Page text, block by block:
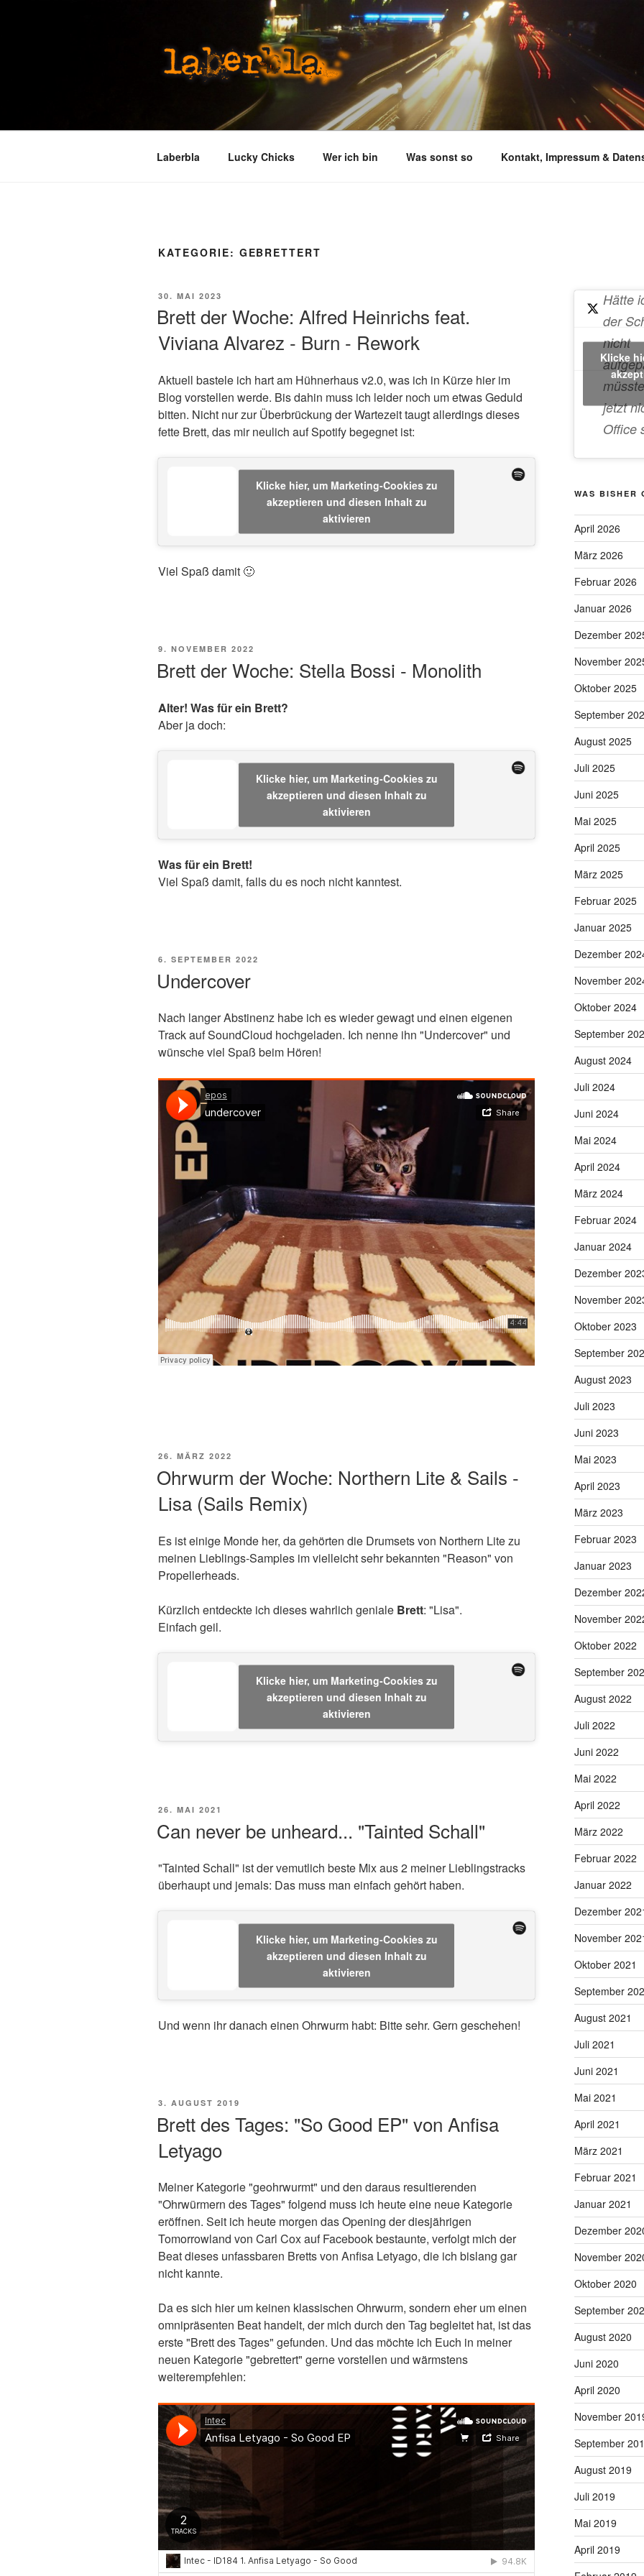
LABERBLA
Laberbla Lucky Chicks Wer ich bin Was sonst so Kontakt, Impressum &
KATEGORIE: GEBRETTERT
VERÖFFENTLICHT
30. MAI 2023
Brett der Woche: Alfred Heinrichs feat.
Viviana Alvarez - Burn - Rework
Aktuell bastele ich hart am Hühnerhaus v2.0, was ich in Kürze hier im
Blog vorstellen werde. Bis dahin muss ich leider noch um etwas Geduld
bitten. Nicht nur zur Überbrückung der Wartezeit taugt allerdings dieses
fette Brett, das mir neulich auf Spotify begegnet ist:
Klicke hier, um Marketing-Cookies zu
akzeptieren und diesen Inhalt zu
aktivieren
Viel Spaß damit 🙂
VERÖFFENTLICHT
9. NOVEMBER 2022
Brett der Woche: Stella Bossi - Monolith
Alter! Was für ein Brett?
Aber ja doch:
Klicke hier, um Marketing-Cookies zu
akzeptieren und diesen Inhalt zu
aktivieren
Was für ein Brett!
Viel Spaß damit, falls du es noch nicht kanntest.
VERÖFFENTLICHT
6. SEPTEMBER 2022
Undercover
Nach langer Abstinenz habe ich es wieder gewagt und einen eigenen
Track auf SoundCloud hochgeladen. Ich nenne ihn "Undercover" und
wünsche viel Spaß beim Hören!
VERÖFFENTLICHT
26. MÄRZ 2022
Ohrwurm der Woche: Northern Lite & Sails -
Lisa (Sails Remix)
Es ist einige Monde her, da gehörten die Drumsets von Northern Lite zu
meinen Lieblings-Samples im vielleicht sehr bekannten "Reason" von
Propellerheads.
Kürzlich entdeckte ich dieses wahrlich geniale Brett: "Lisa".
Einfach geil.
Klicke hier, um Marketing-Cookies zu
akzeptieren und diesen Inhalt zu
aktivieren
VERÖFFENTLICHT
26. MAI 2021
Can never be unheard... "Tainted Schall"
"Tainted Schall" ist der vemutlich beste Mix aus 2 meiner Lieblingstracks
überhaupt und jemals: Das muss man einfach gehört haben.
Klicke hier, um Marketing-Cookies zu
akzeptieren und diesen Inhalt zu
aktivieren
Und wenn ihr danach einen Ohrwurm habt: Bitte sehr. Gern geschehen!
VERÖFFENTLICHT
3. AUGUST 2019
Brett des Tages: "So Good EP" von Anfisa
Letyago
Meiner Kategorie "geohrwurmt" und den daraus resultierenden
"Ohrwürmern des Tages" folgend muss ich heute eine neue Kategorie
eröffnen. Seit ich heute morgen das Opening der diesjährigen
Tomorrowland von Carl Cox auf Facebook bestaunte, verfolgt mich der
Beat dieses unfassbaren Bretts von Anfisa Letyago, die ich bislang gar
nicht kannte.
Da es sich hier um keinen klassischen Ohrwurm, sondern eher um einen
omnipräsenten Beat handelt, der mich durch den Tag begleitet hat, ist das
erste "Brett des Tages" gefunden. Und das möchte ich Euch in meiner
neuen Kategorie "gebrettert" gerne vorstellen und wärmstens
weiterempfehlen:
Hätte
der
nicht
jetzt
Office
Klicke
WAS BISHER
April 2026
März 2026
Februar 2026
Januar 2026
Dezember
November
Oktober 2025
September
August 2025
Juli 2025
Juni 2025
Mai 2025
April 2025
März 2025
Februar 2025
Januar 2025
Dezember
November
Oktober 2024
September
August 2024
Juli 2024
Juni 2024
Mai 2024
April 2024
März 2024
Februar 2024
Januar 2024
Dezember
November
Oktober 2023
September
August 2023
Juli 2023
Juni 2023
Mai 2023
April 2023
März 2023
Februar 2023
Januar 2023
Dezember
November
Oktober 2022
September
August 2022
Juli 2022
Juni 2022
Mai 2022
April 2022
März 2022
Februar 2022
Januar 2022
Dezember
November
Oktober 2021
September
August 2021
Juli 2021
Juni 2021
Mai 2021
April 2021
März 2021
Februar 2021
Januar 2021
Dezember
November
Oktober 2020
September
August 2020
Juni 2020
April 2020
November
September
August 2019
Juli 2019
Mai 2019
April 2019